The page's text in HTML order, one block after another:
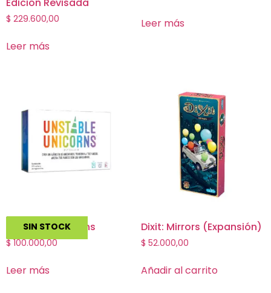
$ 229.600,00
Leer más
Leer más
SIN STOCK
Unstable Unicorns
$100.000,00
Leer más
Dixit: Mirrors (Expansión)
$ 52.000,00
Añadir al carrito